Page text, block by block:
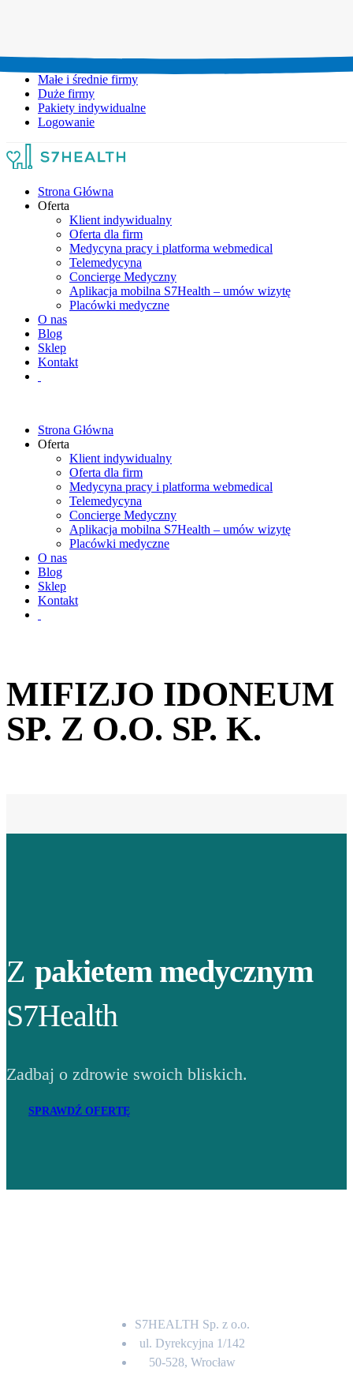
Małe i średnie firmy
Duże firmy
Pakiety indywidualne
Logowanie
Strona Główna
Oferta
Klient indywidualny
Oferta dla firm
Medycyna pracy i platforma webmedical
Telemedycyna
Concierge Medyczny
Aplikacja mobilna S7Health – umów wizytę
Placówki medyczne
O nas
Blog
Sklep
Kontakt
Strona Główna
Oferta
Klient indywidualny
Oferta dla firm
Medycyna pracy i platforma webmedical
Telemedycyna
Concierge Medyczny
Aplikacja mobilna S7Health – umów wizytę
Placówki medyczne
O nas
Blog
Sklep
Kontakt
MIFIZJO IDONEUM
SP. Z O.O. SP. K.
Z pakietem medycznym
S7Health
Zadbaj o zdrowie swoich bliskich.
SPRAWDŹ OFERTĘ
S7HEALTH Sp. z o.o.
ul. Dyrekcyjna 1/142
50-528, Wrocław